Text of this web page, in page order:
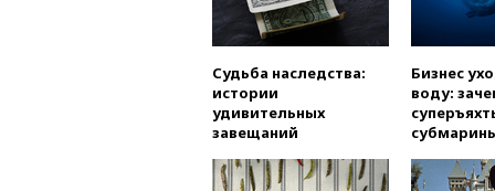
Судьба наследства:
истории
удивительных
завещаний
Бизнес
воду: